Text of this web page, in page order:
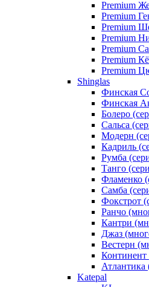
Premium
Premium
Premium
Premium
Premium
Premium
Premium
Shinglas
Финская
Финская
Болеро
Сальса
Модерн
Кадриль
Румба
Танго
Фламенко
Самба
Фокстрот
Ранчо
Кантри
Джаз
Вестерн
Континент
Атлантика
Katepal